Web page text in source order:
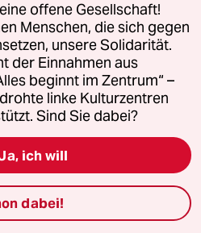
offene Gesellschaft!
Menschen, die sich gegen
unsere Solidarität.
der Einnahmen aus
beginnt im Zentrum“ –
linke Kulturzentren
Sind Sie dabei?
ich will
dabei!